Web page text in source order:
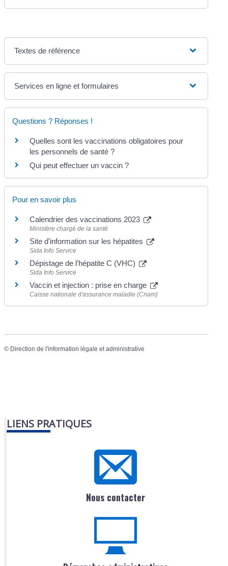
Textes de référence
Services en ligne et formulaires
Questions ? Réponses !
Quelles sont les vaccinations obligatoires pour
les personnels de santé ?
Qui peut effectuer un vaccin ?
Pour en savoir plus
Calendrier des vaccinations 2023
Ministère chargé de la santé
Site d'information sur les hépatites
Sida Info Service
Dépistage de l'hépatite C (VHC)
Sida Info Service
Vaccin et injection : prise en charge
Caisse nationale d'assurance maladie (Cnam)
© Direction de l'information légale et administrative
LIENS PRATIQUES
Nous contacter